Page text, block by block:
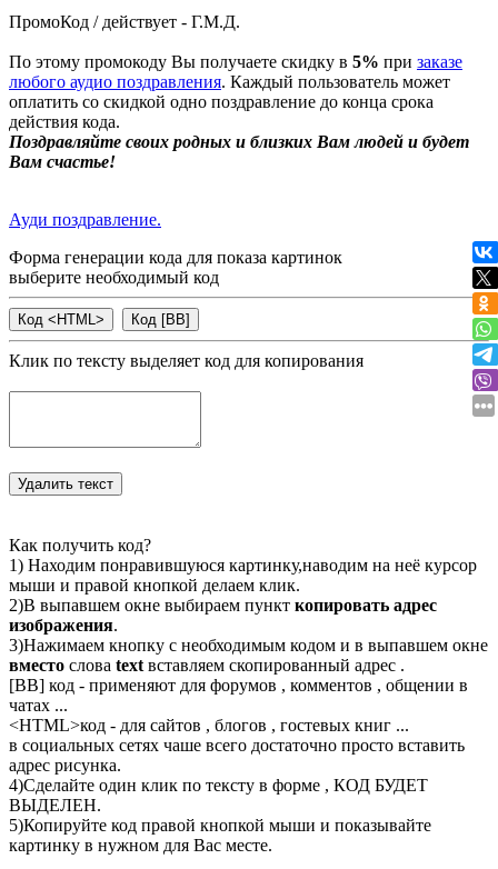
ПромоКод / действует - Г.М.Д.
По этому промокоду Вы получаете скидку в 5% при заказе
любого аудио поздравления. Каждый пользователь может
оплатить со скидкой одно поздравление до конца срока
действия кода.
Поздравляйте своих родных и близких Вам людей и будет
Вам счастье!
Ауди поздравление.
Форма генерации кода для показа картинок
выберите необходимый код
Клик по тексту выделяет код для копирования
Как получить код?
1) Находим понравившуюся картинку,наводим на неё курсор
мыши и правой кнопкой делаем клик.
2)В выпавшем окне выбираем пункт копировать адрес
изображения.
3)Нажимаем кнопку с необходимым кодом и в выпавшем окне
вместо слова text вставляем скопированный адрес .
[BB] код - применяют для форумов , комментов , общении в
чатах ...
<HTML>код - для сайтов , блогов , гостевых книг ...
в социальных сетях чаше всего достаточно просто вставить
адрес рисунка.
4)Сделайте один клик по тексту в форме , КОД БУДЕТ
ВЫДЕЛЕН.
5)Копируйте код правой кнопкой мыши и показывайте
картинку в нужном для Вас месте.